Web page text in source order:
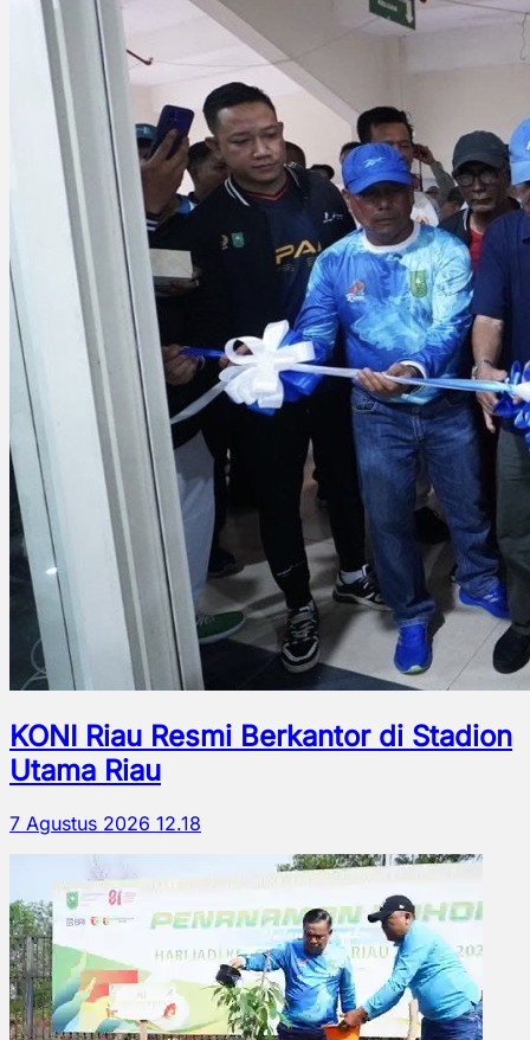
KONI Riau Resmi Berkantor di Stadion
Utama Riau
7 Agustus 2026 12.18